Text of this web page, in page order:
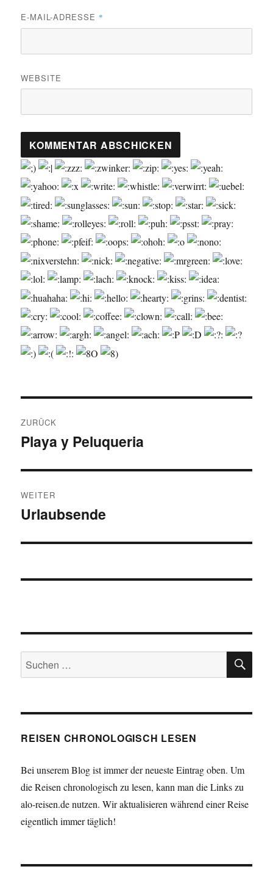
E-MAIL-ADRESSE *
WEBSITE
ZURÜCK
Vorheriger
Playa y Peluqueria
WEITER
Nächster
Urlaubsende
Suchen
nach:
REISEN CHRONOLOGISCH LESEN
Bei unserem Blog ist immer der neueste Eintrag oben. Um
die Reisen chronologisch zu lesen, kann man die Links zu
alo-reisen.de nutzen. Wir aktualisieren während einer Reise
eigentlich immer täglich!